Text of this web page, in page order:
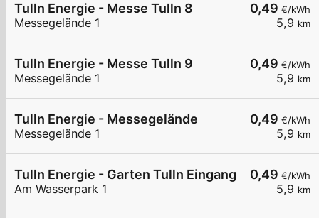
0,49 €/kWh
5,9 km
Tulln Energie - Messe Tulln 8
Messegelände 1
0,49 €/kWh
5,9 km
Tulln Energie - Messe Tulln 9
Messegelände 1
0,49 €/kWh
5,9 km
Tulln Energie - Messegelände
Messegelände 1
0,49 €/kWh
5,9 km
Tulln Energie - Garten Tulln Eingang WB
Am Wasserpark 1